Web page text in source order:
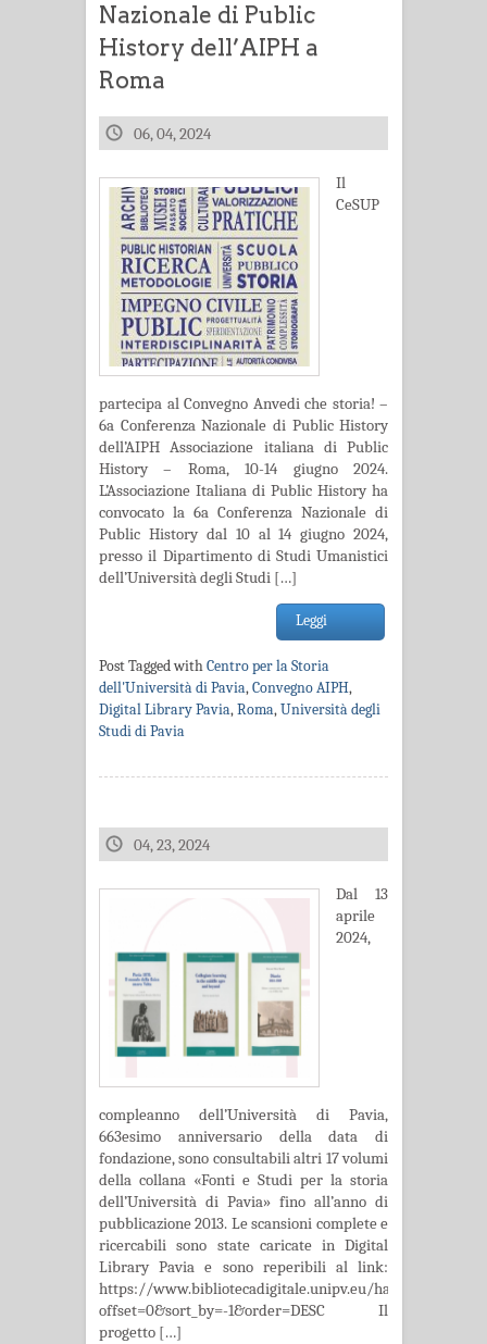
Nazionale di Public
History dell’AIPH a
Roma
06, 04, 2024
Il
CeSUP
partecipa al Convegno Anvedi che storia! –
6a Conferenza Nazionale di Public History
dell’AIPH Associazione italiana di Public
History – Roma, 10-14 giugno 2024.
L’Associazione Italiana di Public History ha
convocato la 6a Conferenza Nazionale di
Public History dal 10 al 14 giugno 2024,
presso il Dipartimento di Studi Umanistici
dell’Università degli Studi […]
Leggi
Post Tagged withCentro per la Storia
dell'Università di Pavia,Convegno AIPH,
Digital Library Pavia,Roma,Università degli
Studi di Pavia
04, 23, 2024
Dal 13
aprile
2024,
compleanno dell’Università di Pavia,
663esimo anniversario della data di
fondazione, sono consultabili altri 17 volumi
della collana «Fonti e Studi per la storia
dell’Università di Pavia» fino all’anno di
pubblicazione 2013. Le scansioni complete e
ricercabili sono state caricate in Digital
Library Pavia e sono reperibili al link:
https://www.bibliotecadigitale.unipv.eu/handle/
offset=0&sort_by=-1&order=DESC Il
progetto […]